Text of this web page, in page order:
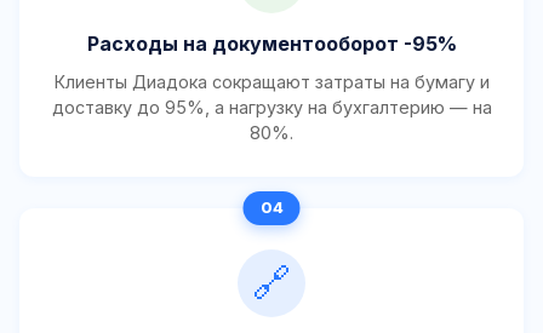
Расходы на документооборот -95%
Клиенты Диадока сокращают затраты на бумагу и
доставку до 95%, а нагрузку на бухгалтерию — на
80%.
🔗